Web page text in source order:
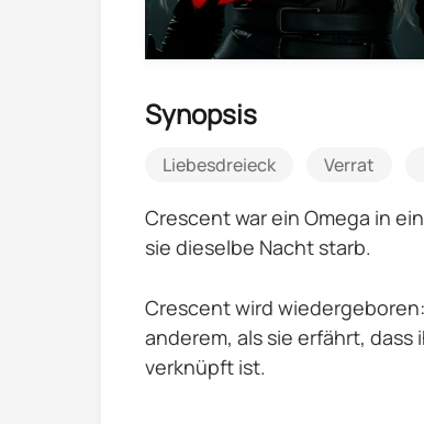
Synopsis
Liebesdreieck Verrat
Crescent war ein Omega in
sie dieselbe Nacht starb.
Crescent wird
anderem, als sie erfährt,
verknüpft ist.